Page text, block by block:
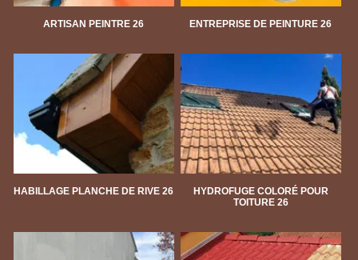
ARTISAN PEINTRE 26 ENTREPRISE DE PEINTURE 26
HABILLAGE PLANCHE DE RIVE 26
HYDROFUGE COLORÉ POUR
TOITURE 26